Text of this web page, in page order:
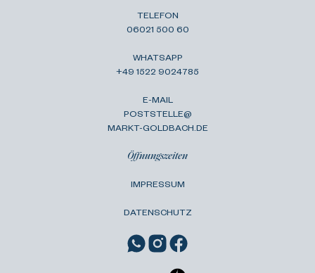
TELEFON
06021 500 60
WHATSAPP
+49 1522 9024785
E-MAIL
POSTSTELLE@
MARKT-GOLDBACH.DE
Öffnungszeiten
IMPRESSUM
DATENSCHUTZ